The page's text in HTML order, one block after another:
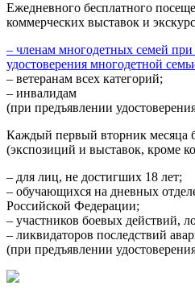
Ежедневного бесплатного
коммерческих выставок и
– членам многодетных семей при
удостоверения многодетной
– ветеранам всех категорий;
– инвалидам
(при предъявлении
Каждый первый вторник месяца
(экспозиций и выставок, кроме
– для лиц, не достигших 18 лет;
– обучающихся на дневных
Российской Федерации;
– участников боевых действий,
– ликвидаторов последствий
(при предъявлении